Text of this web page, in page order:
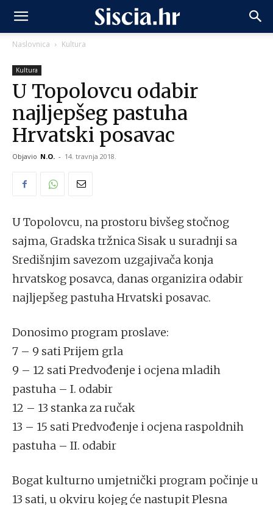
Naslovnica Kultura
Kultura
U Topolovcu odabir
najljepšeg pastuha
Hrvatski posavac
Objavio N.O. - 14. travnja 2018.
U Topolovcu, na prostoru bivšeg stočnog
sajma, Gradska tržnica Sisak u suradnji sa
Središnjim savezom uzgajivača konja
hrvatskog posavca, danas organizira odabir
najljepšeg pastuha Hrvatski posavac.
Donosimo program proslave:
7 – 9 sati Prijem grla
9 – 12 sati Predvođenje i ocjena mladih
pastuha – I. odabir
12 – 13 stanka za ručak
13 – 15 sati Predvođenje i ocjena raspoldnih
pastuha – II. odabir
Bogat kulturno umjetnički program počinje u
13 sati, u okviru kojeg će nastupit Plesna